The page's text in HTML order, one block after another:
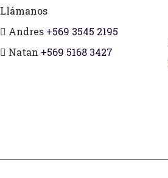
Llámanos
Andres +569 3545 2195
Natan +569 5168 3427